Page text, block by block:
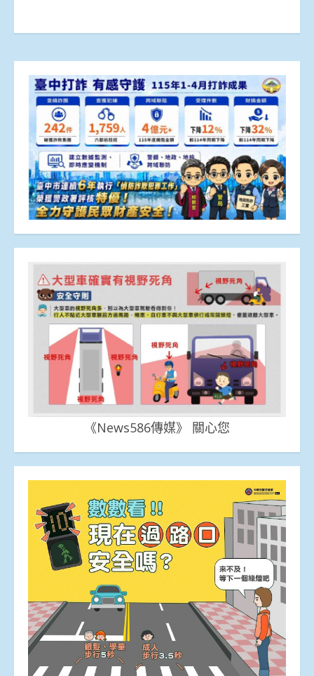
《News586傳媒》 關心您